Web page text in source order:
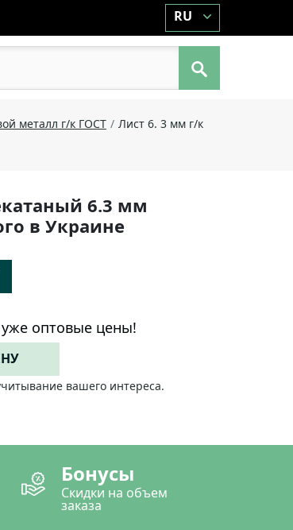
RU
металл г/к ГОСТ Лист 6. 3 мм г/к
6.3 мм
в Украине
оптовые цены!
вашего интереса.
Бонусы
Скидки на объем
заказа